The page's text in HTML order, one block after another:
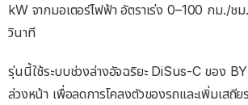
kW จากมอเตอร์ไฟฟ้า อัตราเร่ง 0–100 กม./ช
วินาที
รุ่นนี้ใช้ระบบช่วงล่างอัจฉริยะ DiSus-C ของ
ล่วงหน้า เพื่อลดการโคลงตัวของรถและเพิ่มเสถี